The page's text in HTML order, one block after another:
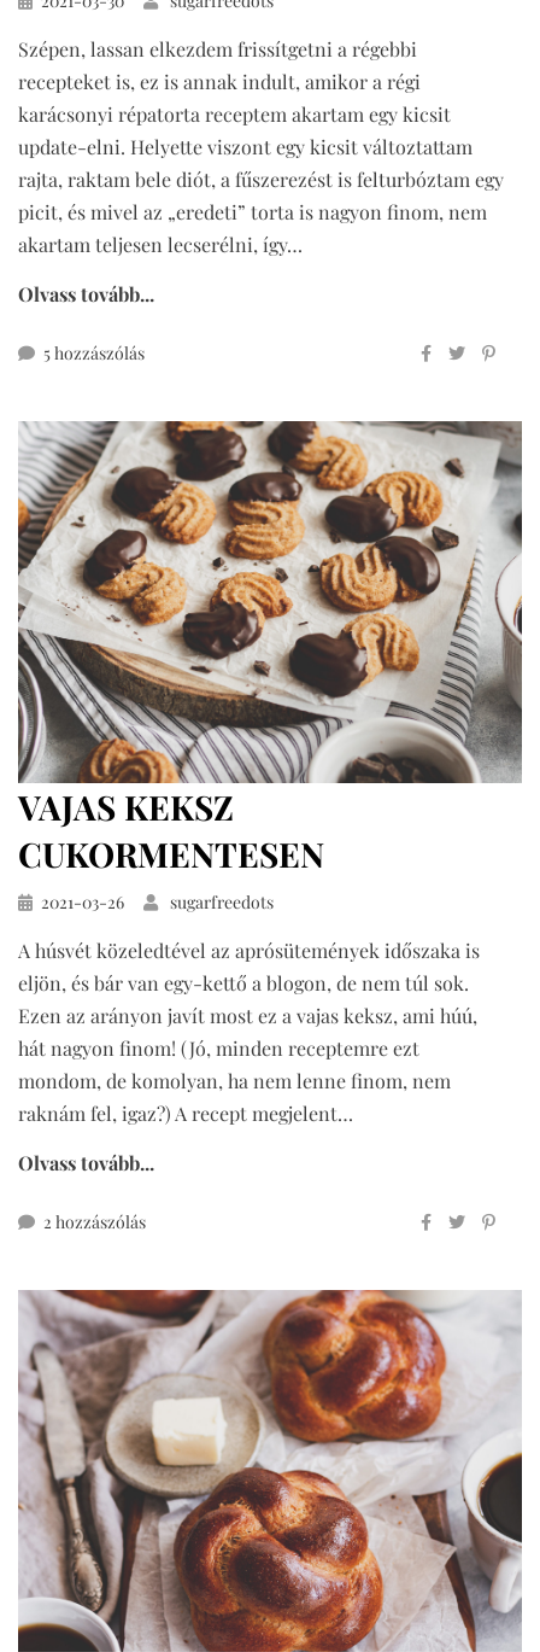
Szépen, lassan elkezdem frissítgetni a régebbi
recepteket is, ez is annak indult, amikor a régi
karácsonyi répatorta receptem akartam egy kicsit
update-elni. Helyette viszont egy kicsit változtattam
rajta, raktam bele diót, a fűszerezést is felturbóztam egy
picit, és mivel az „eredeti” torta is nagyon finom, nem
akartam teljesen lecserélni, így…
Olvass tovább...
5 hozzászólásdiós
cukormentes
krémmel
című
bejegyzéshez
VAJAS KEKSZ
CUKORMENTESEN
Közzétéve
2021-03-26 sugarfreedots
A húsvét közeledtével az aprósütemények időszaka is
eljön, és bár van egy-kettő a blogon, de nem túl sok.
Ezen az arányon javít most ez a vajas keksz, ami húú,
hát nagyon finom! (Jó, minden receptemre ezt
mondom, de komolyan, ha nem lenne finom, nem
raknám fel, igaz?) A recept megjelent…
Olvass tovább...
2 hozzászólásvajas
című
bejegyzéshez